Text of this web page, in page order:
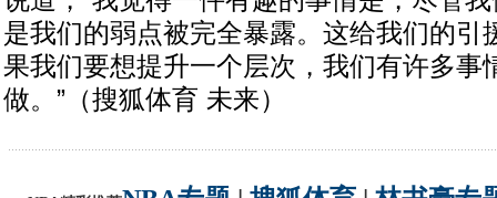
是我们的弱点被完全暴露。这给我们的引
果我们要想提升一个层次，我们有许多事
做。”（搜狐体育 未来）